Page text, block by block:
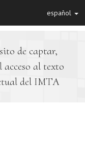
español
de captar,
al texto
del IMTA